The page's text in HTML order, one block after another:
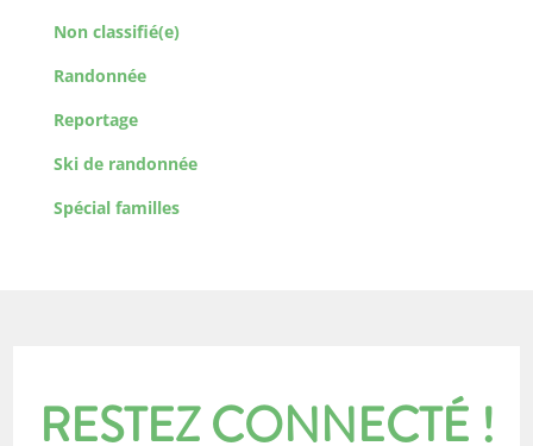
Non classifié(e)
Randonnée
Reportage
Ski de randonnée
Spécial familles
RESTEZ CONNECTÉ !